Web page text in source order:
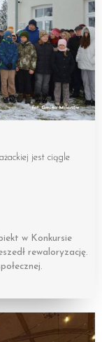
jest ciągle
w Konkursie
rewaloryzację.